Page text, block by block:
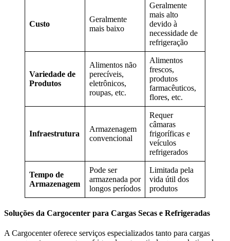
Custo
Geralmente
mais baixo
Geralmente
mais alto
devido à
necessidade de
refrigeração
Variedade de
Produtos
Alimentos não
perecíveis,
eletrônicos,
roupas, etc.
Alimentos
frescos,
produtos
farmacêuticos,
flores, etc.
Infraestrutura
Armazenagem
convencional
Requer
câmaras
frigoríficas e
veículos
refrigerados
Tempo de
Armazenagem
Pode ser
armazenada por
longos períodos
Limitada pela
vida útil dos
produtos
Soluções da Cargocenter para Cargas Secas e Refrigeradas
A Cargocenter oferece serviços especializados tanto para cargas